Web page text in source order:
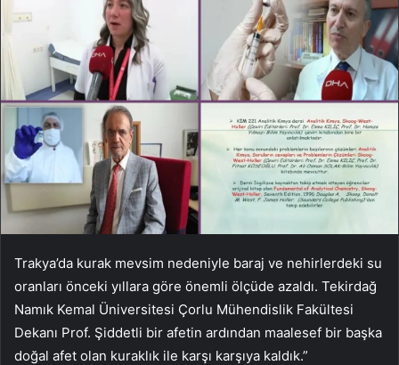
Trakya’da kurak mevsim nedeniyle baraj ve nehirlerdeki su
oranları önceki yıllara göre önemli ölçüde azaldı. Tekirdağ
Namık Kemal Üniversitesi Çorlu Mühendislik Fakültesi
Dekanı Prof. Şiddetli bir afetin ardından maalesef bir başka
doğal afet olan kuraklık ile karşı karşıya kaldık.”